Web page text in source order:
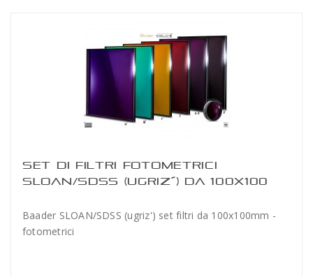
SET DI FILTRI FOTOMETRICI
SLOAN/SDSS (UGRIZ´) DA 100X100
Baader SLOAN/SDSS (ugriz') set filtri da 100x100mm -
fotometrici